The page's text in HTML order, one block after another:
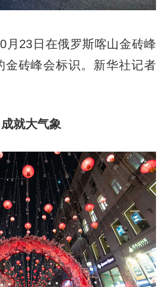
23日在俄罗斯喀山金砖峰
金砖峰会标识。新华社记者
就大气象